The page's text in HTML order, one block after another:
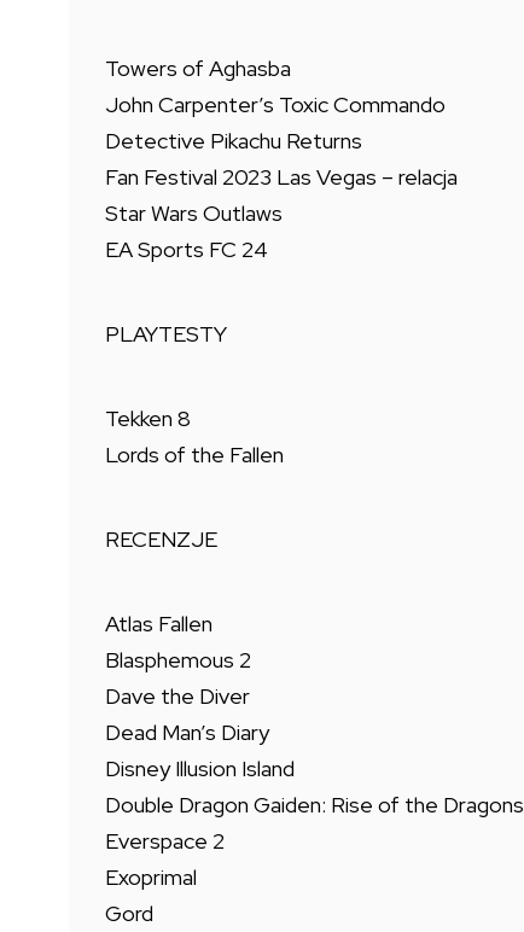
Towers of Aghasba
John Carpenter’s Toxic Commando
Detective Pikachu Returns
Fan Festival 2023 Las Vegas – relacja
Star Wars Outlaws
EA Sports FC 24
PLAYTESTY
Tekken 8
Lords of the Fallen
RECENZJE
Atlas Fallen
Blasphemous 2
Dave the Diver
Dead Man’s Diary
Disney Illusion Island
Double Dragon Gaiden: Rise of the Dragons
Everspace 2
Exoprimal
Gord